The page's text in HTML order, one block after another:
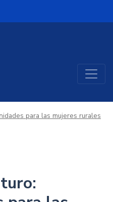
Colombia
para las mujeres rurales